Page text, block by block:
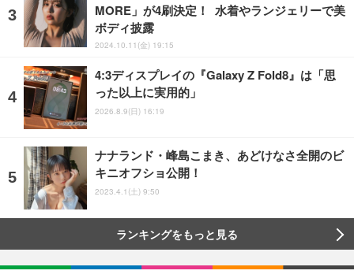
MORE」が4刷決定！ 水着やランジェリーで美
ボディ披露
2024.10.11(金) 19:15
4:3ディスプレイの『Galaxy Z Fold8』は「思
った以上に実用的」
2026.8.9(日) 16:19
ナナランド・峰島こまき、あどけなさ全開のビ
キニオフショ公開！
2023.4.1(土) 9:50
ランキングをもっと見る